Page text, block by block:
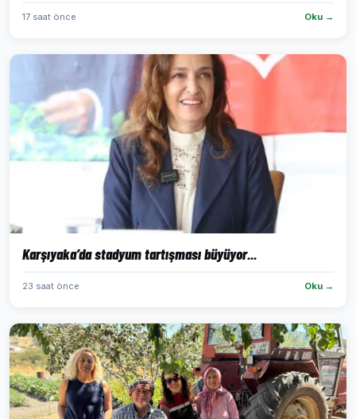
17 saat önce Oku →
Karşıyaka’da stadyum tartışması büyüyor...
23 saat önce Oku →